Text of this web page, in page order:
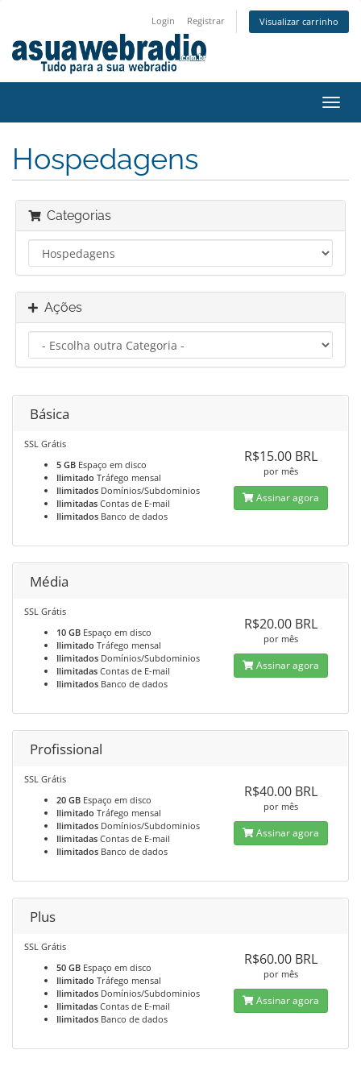
Login Registrar Visualizar carrinho
Hospedagens
Categorias
Ações
Básica
SSL Grátis
5 GB Espaço em disco
Ilimitado Tráfego mensal
Ilimitados Domínios/Subdominios
Ilimitadas Contas de E-mail
Ilimitados Banco de dados
R$15.00 BRL
por mês
Assinar agora
Média
SSL Grátis
10 GB Espaço em disco
Ilimitado Tráfego mensal
Ilimitados Domínios/Subdominios
Ilimitadas Contas de E-mail
Ilimitados Banco de dados
R$20.00 BRL
por mês
Assinar agora
Profissional
SSL Grátis
20 GB Espaço em disco
Ilimitado Tráfego mensal
Ilimitados Domínios/Subdominios
Ilimitadas Contas de E-mail
Ilimitados Banco de dados
R$40.00 BRL
por mês
Assinar agora
Plus
SSL Grátis
50 GB Espaço em disco
Ilimitado Tráfego mensal
Ilimitados Domínios/Subdominios
Ilimitadas Contas de E-mail
Ilimitados Banco de dados
R$60.00 BRL
por mês
Assinar agora